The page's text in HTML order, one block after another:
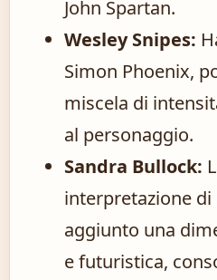
John Spartan.
Wesley Snipes:
Simon Phoenix,
miscela di
al personaggio.
Sandra Bullock:
interpretazione di
aggiunto una
e futuristica,